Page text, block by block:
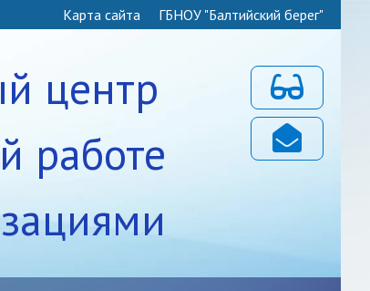
Карта сайта ГБНОУ "Балтийский берег"
центр
работе
Для